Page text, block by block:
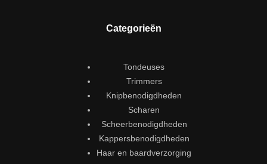
Categorieën
Tondeuses
Trimmers
Knipbenodigdheden
Scharen
Scheerbenodigdheden
Kappersbenodigdheden
Haar en baardverzorging